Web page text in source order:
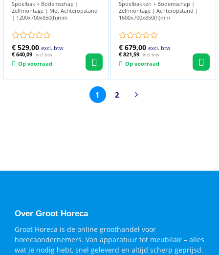
Spoelbak + Bodemschap |
Zelfmontage | Met Achteropstand
| 1200x700x850(h)mm
Gewaardeerd
0
uit
€529,00 excl. btw
€640,09 incl. btw
Op voorraad
Spoelbakken + Bodemschap |
Zelfmontage | Achteropstand |
1600x700x850(h)mm
Gewaardeerd
0
uit
€679,00 excl. btw
€821,59 incl. btw
Op voorraad
1 2
Over Groot Horeca
Groot Horeca is de online groothandel voor
horecaondernemers. Van apparatuur tot meubilair – alles
wat je nodig hebt, snel geleverd en altijd scherp geprijsd.